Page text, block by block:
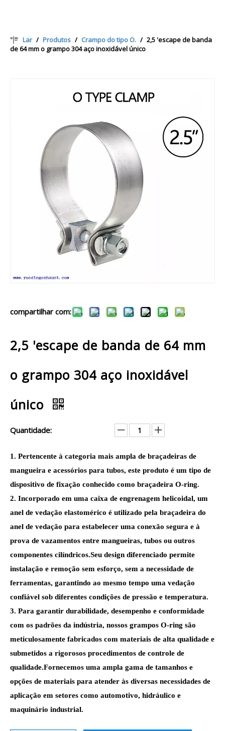
Lar / Produtos / Crampo do tipo O. / 2,5 'escape de banda
de 64 mm o grampo 304 aço inoxidável único
compartilhar com:
2,5 'escape de banda de 64 mm
o grampo 304 aço inoxidável
único
Quantidade:
1. Pertencente à categoria mais ampla de braçadeiras de
mangueira e acessórios para tubos, este produto é um tipo de
dispositivo de fixação conhecido como braçadeira O-ring.
2. Incorporado em uma caixa de engrenagem helicoidal, um
anel de vedação elastomérico é utilizado pela braçadeira do
anel de vedação para estabelecer uma conexão segura e à
prova de vazamentos entre mangueiras, tubos ou outros
componentes cilíndricos.Seu design diferenciado permite
instalação e remoção sem esforço, sem a necessidade de
ferramentas, garantindo ao mesmo tempo uma vedação
confiável sob diferentes condições de pressão e temperatura.
3. Para garantir durabilidade, desempenho e conformidade
com os padrões da indústria, nossos grampos O-ring são
meticulosamente fabricados com materiais de alta qualidade e
submetidos a rigorosos procedimentos de controle de
qualidade.Fornecemos uma ampla gama de tamanhos e
opções de materiais para atender às diversas necessidades de
aplicação em setores como automotivo, hidráulico e
maquinário industrial.